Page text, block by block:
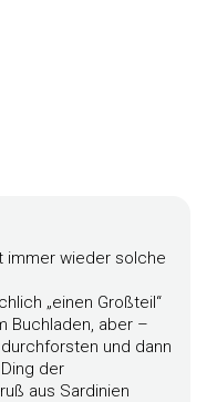
immer wieder solche
„einen Großteil“
Buchladen, aber –
und dann
der
aus Sardinien